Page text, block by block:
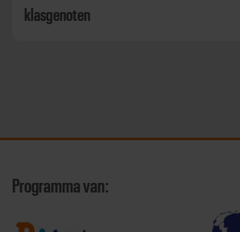
klasgenoten
Programma van: